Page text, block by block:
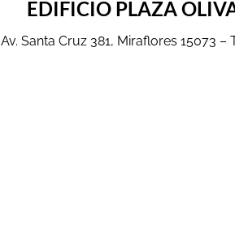
EDIFICIO PLAZA
Av. Santa Cruz 381, Miraflores 15073 –